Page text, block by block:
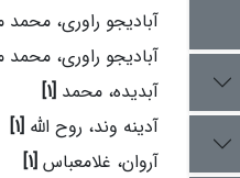
آبادیجو راوری،
آبادیجو راوری،
آبدیده، محمد [1]
آدینه وند، روح الله [1]
آروان، غلامعباس [1]